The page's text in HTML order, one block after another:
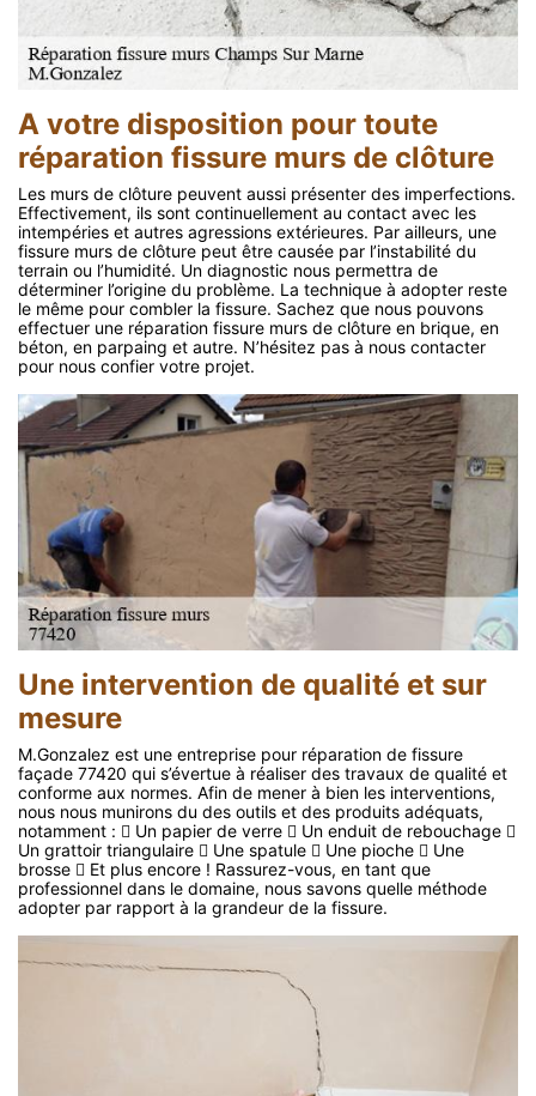
A votre disposition pour toute
réparation fissure murs de clôture
Les murs de clôture peuvent aussi présenter des imperfections.
Effectivement, ils sont continuellement au contact avec les
intempéries et autres agressions extérieures. Par ailleurs, une
fissure murs de clôture peut être causée par l’instabilité du
terrain ou l’humidité. Un diagnostic nous permettra de
déterminer l’origine du problème. La technique à adopter reste
le même pour combler la fissure. Sachez que nous pouvons
effectuer une réparation fissure murs de clôture en brique, en
béton, en parpaing et autre. N’hésitez pas à nous contacter
pour nous confier votre projet.
Une intervention de qualité et sur
mesure
M.Gonzalez est une entreprise pour réparation de fissure
façade 77420 qui s’évertue à réaliser des travaux de qualité et
conforme aux normes. Afin de mener à bien les interventions,
nous nous munirons du des outils et des produits adéquats,
notamment :  Un papier de verre  Un enduit de rebouchage 
Un grattoir triangulaire  Une spatule  Une pioche  Une
brosse  Et plus encore ! Rassurez-vous, en tant que
professionnel dans le domaine, nous savons quelle méthode
adopter par rapport à la grandeur de la fissure.